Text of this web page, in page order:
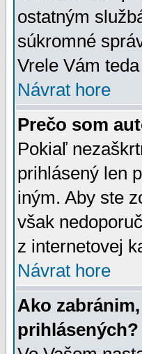
ostatným
súkromné
Vrele Vám
Návrat hore
Prečo som
Pokiaľ
prihlásený len
iným. Aby ste
však
z internetovej
Návrat hore
Ako
prihlásených?